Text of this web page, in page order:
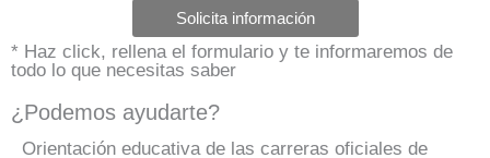
Solicita información
* Haz click, rellena el formulario y te informaremos de
todo lo que necesitas saber
¿Podemos ayudarte?
Orientación educativa de las carreras oficiales de